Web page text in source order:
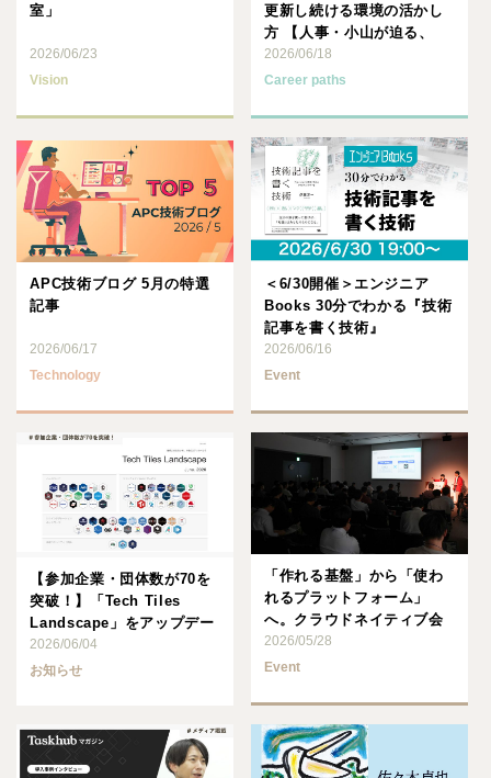
室」
2026/06/23
Vision
更新し続ける環境の活かし
方 【人事・小山が迫る、
APC社員のキャリア戦略
V･･･
2026/06/18
Career paths
APC技術ブログ 5月の特選
記事
2026/06/17
Technology
＜6/30開催＞エンジニア
Books 30分でわかる『技術
記事を書く技術』
2026/06/16
Event
【参加企業・団体数が70を
突破！】「Tech Tiles
Landscape」をアップデー
ト。Int･･･
2026/06/04
お知らせ
「作れる基盤」から「使わ
れるプラットフォーム」
へ。クラウドネイティブ会
議で語られた
CNAP×Back･･･
2026/05/28
Event